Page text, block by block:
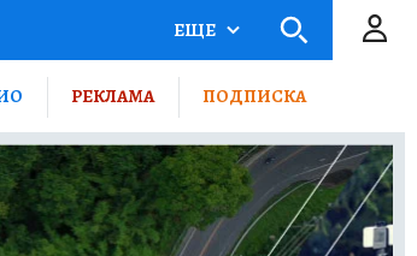
ЕЩЕ
РЕКЛАМА ПОДПИСКА